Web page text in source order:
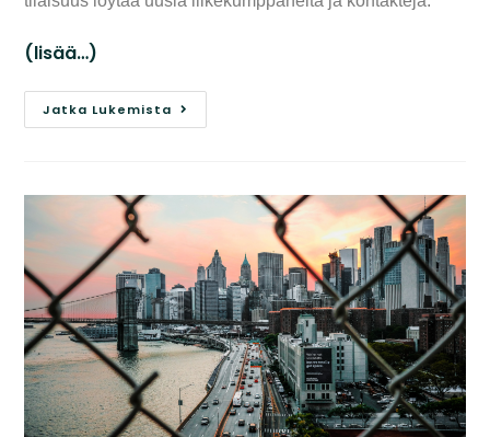
(lisää…)
Jatka Lukemista